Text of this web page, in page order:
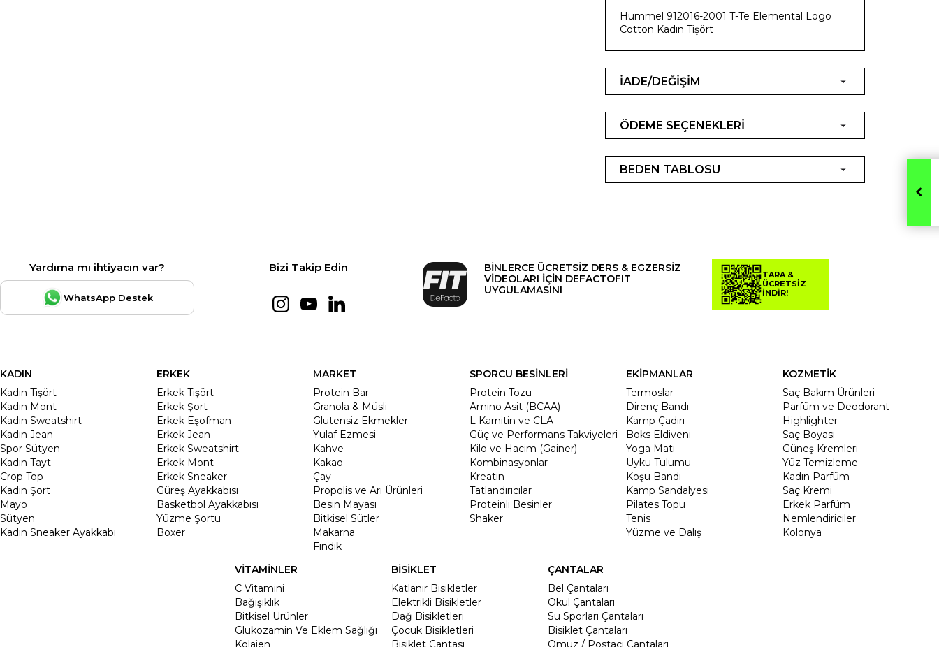
Hummel 912016-2001 T-Te Elemental Logo
Cotton Kadın Tişört
İADE/DEĞİŞİM
ÖDEME SEÇENEKLERİ
BEDEN TABLOSU
Yardıma mı ihtiyacın var?
WhatsApp Destek
Bizi Takip Edin
BİNLERCE ÜCRETSİZ DERS & EGZERSİZ
VİDEOLARI İÇİN DEFACTOFIT
UYGULAMASINI
TARA &
ÜCRETSİZ
İNDİR!
KADIN
Kadın Tişört
Kadın Mont
Kadın Sweatshirt
Kadın Jean
Spor Sütyen
Kadın Tayt
Crop Top
Kadin Şort
Mayo
Sütyen
Kadın Sneaker Ayakkabı
ERKEK
Erkek Tişört
Erkek Şort
Erkek Eşofman
Erkek Jean
Erkek Sweatshirt
Erkek Mont
Erkek Sneaker
Güreş Ayakkabısı
Basketbol Ayakkabısı
Yüzme Şortu
Boxer
MARKET
Protein Bar
Granola & Müsli
Glutensiz Ekmekler
Yulaf Ezmesi
Kahve
Kakao
Çay
Propolis ve Arı Ürünleri
Besin Mayası
Bitkisel Sütler
Makarna
Fındık
SPORCU BESİNLERİ
Protein Tozu
Amino Asit (BCAA)
L Karnitin ve CLA
Güç ve Performans Takviyeleri
Kilo ve Hacim (Gainer)
Kombinasyonlar
Kreatin
Tatlandırıcılar
Proteinli Besinler
Shaker
EKİPMANLAR
Termoslar
Direnç Bandı
Kamp Çadırı
Boks Eldiveni
Yoga Matı
Uyku Tulumu
Koşu Bandı
Kamp Sandalyesi
Pilates Topu
Tenis
Yüzme ve Dalış
KOZMETİK
Saç Bakım Ürünleri
Parfüm ve Deodorant
Highlighter
Saç Boyası
Güneş Kremleri
Yüz Temizleme
Kadın Parfüm
Saç Kremi
Erkek Parfüm
Nemlendiriciler
Kolonya
VİTAMİNLER
C Vitamini
Bağışıklık
Bitkisel Ürünler
Glukozamin Ve Eklem Sağlığı
Kolajen
BİSİKLET
Katlanır Bisikletler
Elektrikli Bisikletler
Dağ Bisikletleri
Çocuk Bisikletleri
Bisiklet Çantası
ÇANTALAR
Bel Çantaları
Okul Çantaları
Su Sporları Çantaları
Bisiklet Çantaları
Omuz / Postacı Çantaları